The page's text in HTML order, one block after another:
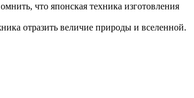
что японская техника изготовления
отразить величие природы и вселенной.